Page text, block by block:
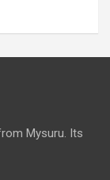
Mysuru. Its